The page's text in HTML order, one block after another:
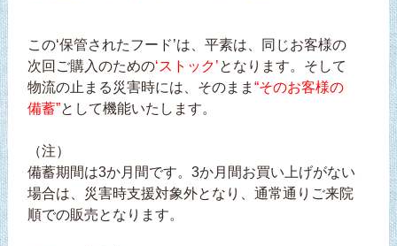
この‘保管されたフード’は、平素は、同じお客様の
次回ご購入のための‘ストック’となります。そして
物流の止まる災害時には、そのまま“そのお客様の
備蓄”として機能いたします。
（注）
備蓄期間は3か月間です。3か月間お買い上げがない
場合は、災害時支援対象外となり、通常通りご来院
順での販売となります。